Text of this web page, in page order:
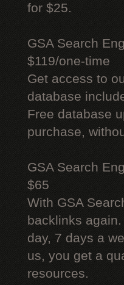
for $25.
GSA Search
$119/one-time
Get access to
database
Free database
purchase,
GSA Search
$65
With GSA
backlinks
day, 7 days a
us, you get a
resources.